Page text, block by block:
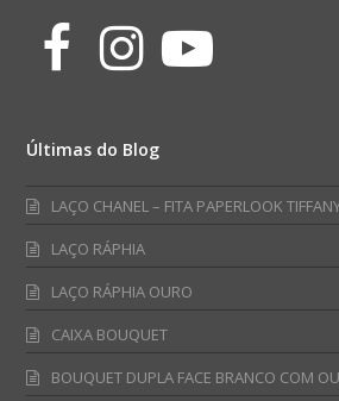
Facebook
Últimas do Blog
LAÇO CHANEL – FITA PAPERLOOK
LAÇO RÁPHIA
LAÇO RÁPHIA OURO
CAIXA BOUQUET
BOUQUET DUPLA FACE BRANCO COM